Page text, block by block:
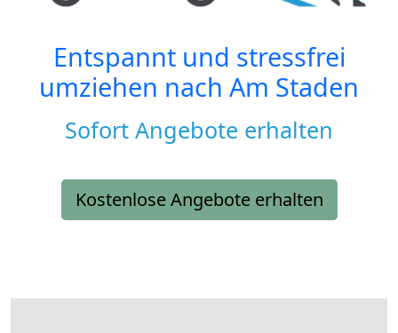
Entspannt und stressfrei
umziehen nach Am Staden
Sofort Angebote erhalten
Kostenlose Angebote erhalten